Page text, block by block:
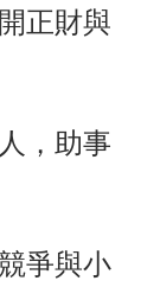
正財與
，助事
爭與小